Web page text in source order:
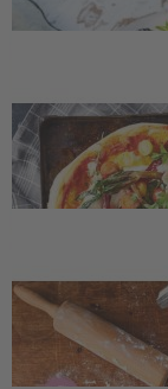
Redaktion
steckt alles, was der
Sattmacher für das
wird ein
Sein mildes Aroma
für raffinierte und
Ihnen unsere
wenn nachmittags
Durst mit
mit Freunden und
und dem herrlichen
fangen wir
und verlängern
Im Haushaltsteil
Tipps und Tricks
schönere Wäsche.